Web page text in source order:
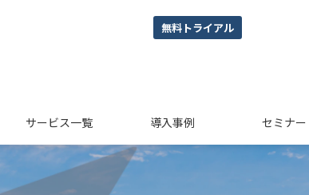
無料トライアル
サービス一覧 導入事例 セミナー